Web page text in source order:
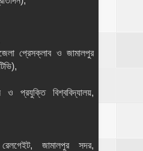
প্রেসক্লাব ও জামালপুর
ও প্রযুক্তি বিশ্ববিদ্যালয়,
রেলগেইট, জামালপুর সদর,